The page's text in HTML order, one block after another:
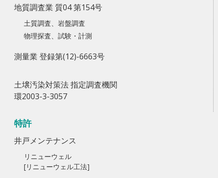
地質調査業 質04 第154号
土質調査、岩盤調査
物理探査、試験・計測
測量業 登録第(12)-6663号
土壌汚染対策法 指定調査機関
環2003-3-3057
特許
井戸メンテナンス
リニューウェル
[リニューウェル工法]